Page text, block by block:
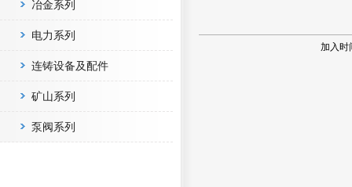
冶金系列
电力系列
连铸设备及配件
矿山系列
泵阀系列
加入